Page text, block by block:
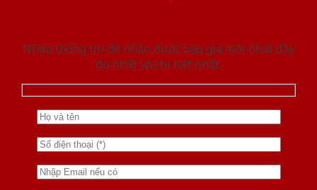
Nhập thông tin để nhận được báo giá mới nhât đầy
đủ nhất và chi tiết nhất.